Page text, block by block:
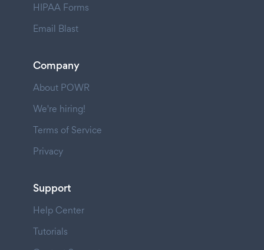
HIPAA Forms
Email Blast
Company
About POWR
We're hiring!
Terms of Service
Privacy
Support
Help Center
Tutorials